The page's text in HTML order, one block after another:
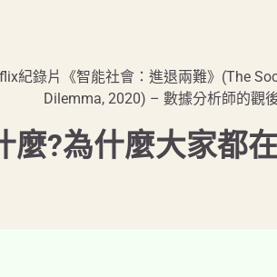
紀錄片《智能社會：進退兩難》(The
Dilemma, 2020) – 數據分析師的觀
?為什麼大家都